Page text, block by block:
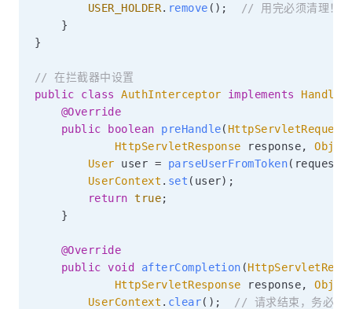
USER_HOLDER. remove ( ) ;
// 用完必须清理！
}
}
// 在拦截器中设置
public
class AuthInterceptor implements
@Override
public
boolean preHandle( HttpServletRequest
HttpServletResponse response,
User user = parseUserFromToken( request
UserContext . set ( user) ;
return true;
}
@Override
public void afterCompletion (
HttpServletResponse response,
UserContext . clear( ) ; // 请求结束，务必清